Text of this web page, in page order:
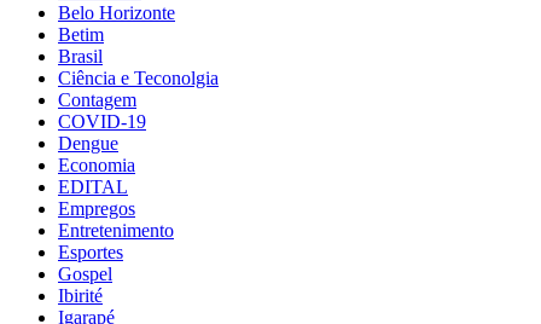
Belo Horizonte
Betim
Brasil
Ciência e Teconolgia
Contagem
COVID-19
Dengue
Economia
EDITAL
Empregos
Entretenimento
Esportes
Gospel
Ibirité
Igarapé